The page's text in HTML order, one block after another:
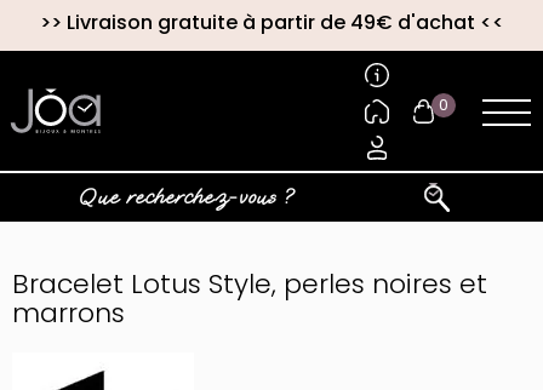
>> Livraison gratuite à partir de 49€ d'achat <<
0
Bracelet Lotus Style, perles noires et
marrons